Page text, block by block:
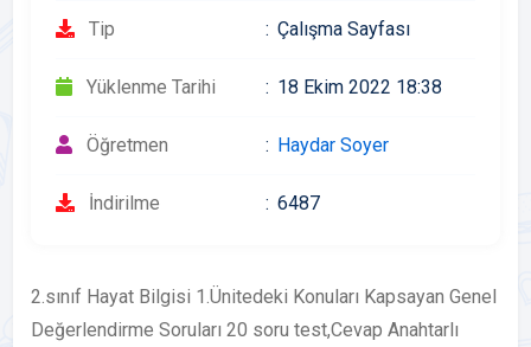
Tip Çalışma Sayfası
Yüklenme Tarihi 18 Ekim 2022 18:38
Öğretmen Haydar Soyer
İndirilme 6487
2.sınıf Hayat Bilgisi 1.Ünitedeki Konuları Kapsayan Genel
Değerlendirme Soruları 20 soru test,Cevap Anahtarlı